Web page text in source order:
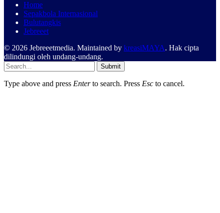
Home
Sepakbola Internasional
Bulutangkis
Jebreeet
© 2026 Jebreeetmedia. Maintained by kreasiMAYA. Hak cipta
dilindungi oleh undang-undang.
Submit
Type above and press Enterto search. Press Esc to cancel.